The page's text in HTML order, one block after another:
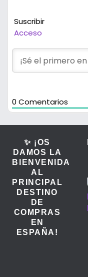
Suscribir
Acceso
0 Comentarios
✨ ¡OS
DAMOS LA
BIENVENIDA
AL
PRINCIPAL
DESTINO
DE
COMPRAS
EN
ESPAÑA!